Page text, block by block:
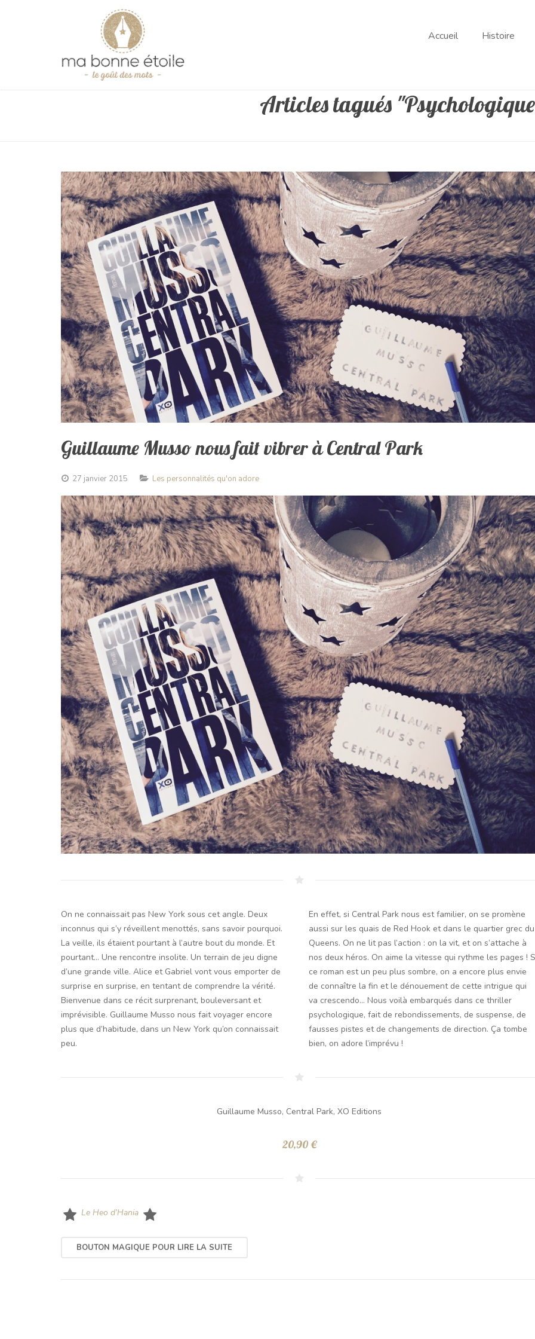
Accueil Histoire
Articles tagués
Guillaume Musso nous fait vibrer à Central Park
27 janvier 2015 Les personnalités qu'on adore
On ne connaissait pas New York sous cet angle. Deux
inconnus qui s’y réveillent menottés, sans savoir pourquoi.
La veille, ils étaient pourtant à l’autre bout du monde. Et
pourtant… Une rencontre insolite. Un terrain de jeu digne
d’une grande ville. Alice et Gabriel vont vous emporter de
surprise en surprise, en tentant de comprendre la vérité.
Bienvenue dans ce récit surprenant, bouleversant et
imprévisible. Guillaume Musso nous fait voyager encore
plus que d’habitude, dans un New York qu’on connaissait
peu.
En effet, si Central Park nous est familier, on se promène
aussi sur les quais de Red Hook et dans le quartier grec du
Queens. On ne lit pas l’action : on la vit, et on s’attache à
nos deux héros. On aime la vitesse qui rythme les pages !
ce roman est un peu plus sombre, on a encore plus envie
de connaître la fin et le dénouement de cette intrigue qui
va crescendo… Nous voilà embarqués dans ce thriller
psychologique, fait de rebondissements, de suspense, de
fausses pistes et de changements de direction. Ça tombe
bien, on adore l’imprévu !
Guillaume Musso, Central Park, XO Editions
20,90 €
Le Heo d’Hania
BOUTON MAGIQUE POUR LIRE LA SUITE